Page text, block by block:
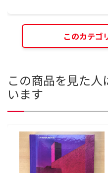
このカテゴ
この商品を見た
います